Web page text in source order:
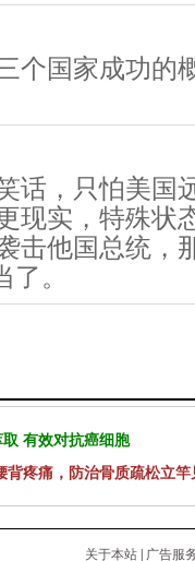
个国家成功的
话，只怕美国
现实，特殊状
击他国总统，
。
有效对抗癌细胞
疼痛，防治骨质疏松立竿
关于本站 | 广告服